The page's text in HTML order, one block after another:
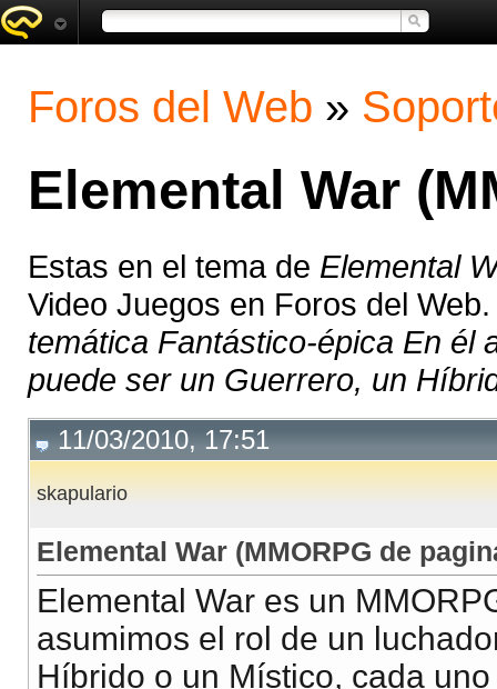
Foros del Web »
Elemental War
Estas en el tema de Elemental
Video Juegos en Foros del
temática Fantástico-épica En él
puede ser un Guerrero, un
11/03/2010, 17:51
skapulario
Elemental War (MMORPG de
Elemental War es un
asumimos el rol de un
Híbrido o un Místico, cada